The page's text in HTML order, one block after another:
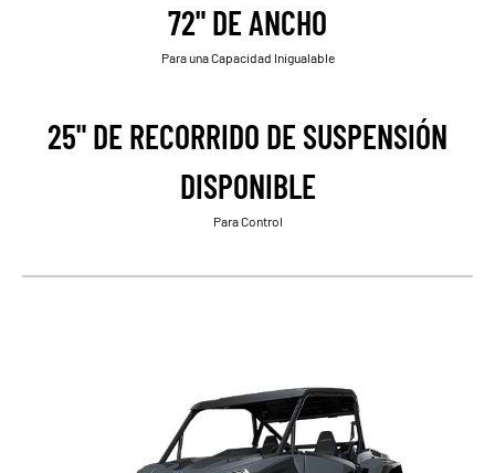
72" DE ANCHO
Para una Capacidad Inigualable
25" DE RECORRIDO DE SUSPENSIÓN
DISPONIBLE
Para Control